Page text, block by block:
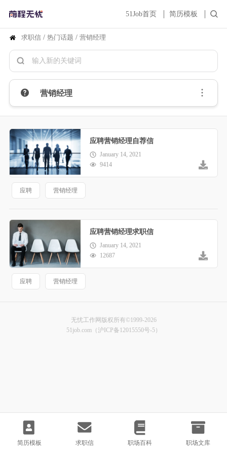
51Job首页 简历模板
简历模板 求职信 职场百科 职场文库
求职信 / 热门话题 / 营销经理
营销经理
应聘营销经理自荐信
January 14, 2021
9414
应聘 营销经理
应聘营销经理求职信
January 14, 2021
12687
应聘 营销经理
无忧工作网版权所有©1999-2026
51job.com（沪ICP备12015550号-5）